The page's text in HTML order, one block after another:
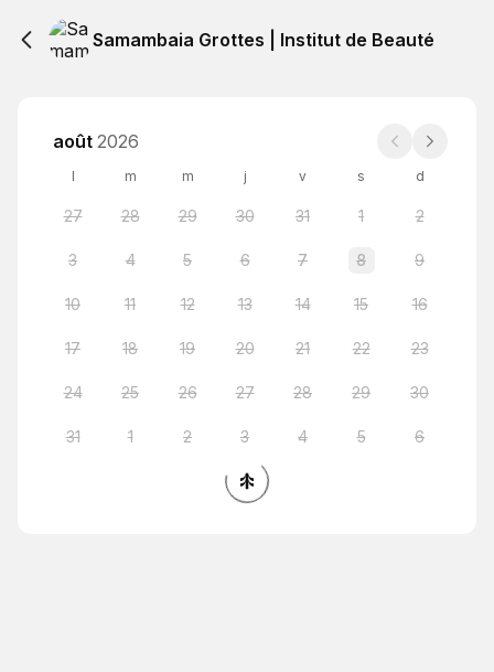
Samambaia Grottes | Institut de Beauté
août 2026
l m m j v s d
27 28 29 30 31 1 2
3 4 5 6 7 8 9
10 11 12 13 14 15 16
17 18 19 20 21 22 23
24 25 26 27 28 29 30
31 1 2 3 4 5 6